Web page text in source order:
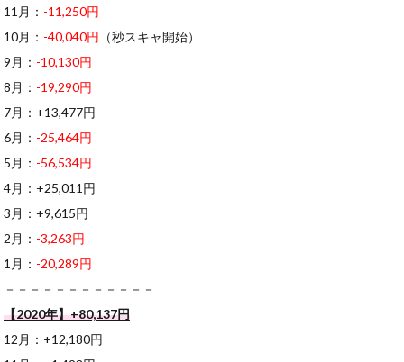
11月： -11,250円
10月： -40,040円 （秒スキャ開始）
9月： -10,130円
8月： -19,290円
7月：+13,477円
6月： -25,464円
5月： -56,534円
4月：+25,011円
3月：+9,615円
2月： -3,263円
1月： -20,289円
－－－－－－－－－－－－
【2020年】+80,137円
12月：+12,180円